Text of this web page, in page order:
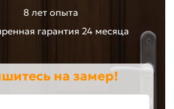
8 лет опыта
гарантия 24 месяца
на замер!